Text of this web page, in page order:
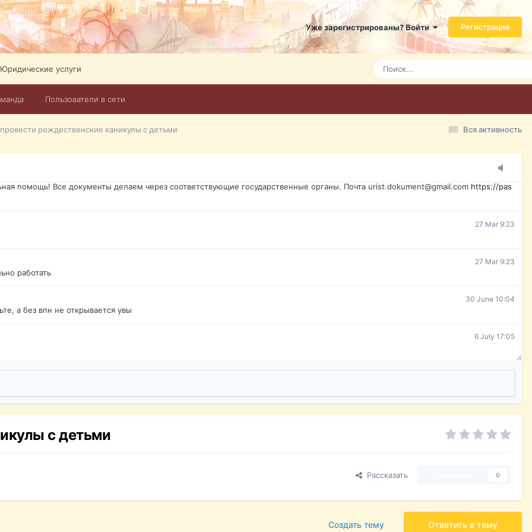
Уже зарегистрированы? Войти Регистрация
Пользователи в сети
Юридические услуги
Вся активность
рождественские каникулы с детьми
Абонемент на 4 тв всего 12,5 Евро в месяц! Легко настроить справится даже ребенок. Быстрое оформление договора с
+972-526-384-339
Today 3:21
Today 3:24
Today 3:28
форума?т из э
15 Mar 16:47
помощь! Все документы делаем через соответствующие государственные органы. Почта urist.dokument@gmail.com https://pas
27 Mar 9:23
27 Mar 9:23
работать
30 June 10:04
а без впн не открывается увы
6 July 17:05
с детьми
Рассказать 0
Ответить в тему
Создать тему